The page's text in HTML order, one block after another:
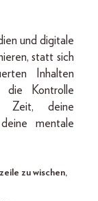
und digitale
statt sich
Inhalten
die Kontrolle
Zeit, deine
mentale
zu wischen,